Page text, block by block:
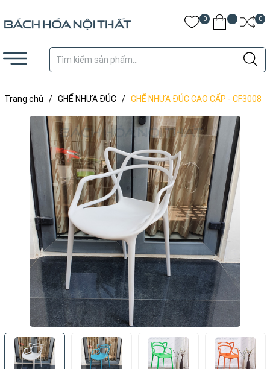
0 0
Trang chủ / GHẾ NHỰA ĐÚC / GHẾ NHỰA ĐÚC CAO CẤP - CF3008